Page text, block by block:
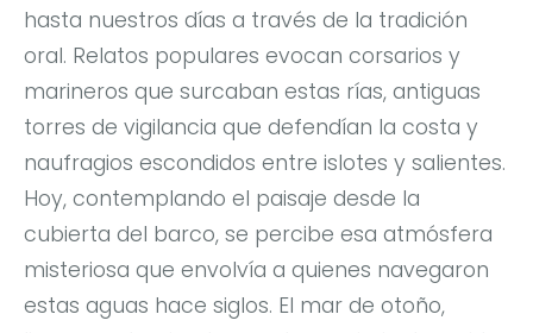
hasta nuestros días a través de la tradición
oral. Relatos populares evocan corsarios y
marineros que surcaban estas rías, antiguas
torres de vigilancia que defendían la costa y
naufragios escondidos entre islotes y salientes.
Hoy, contemplando el paisaje desde la
cubierta del barco, se percibe esa atmósfera
misteriosa que envolvía a quienes navegaron
estas aguas hace siglos. El mar de otoño,